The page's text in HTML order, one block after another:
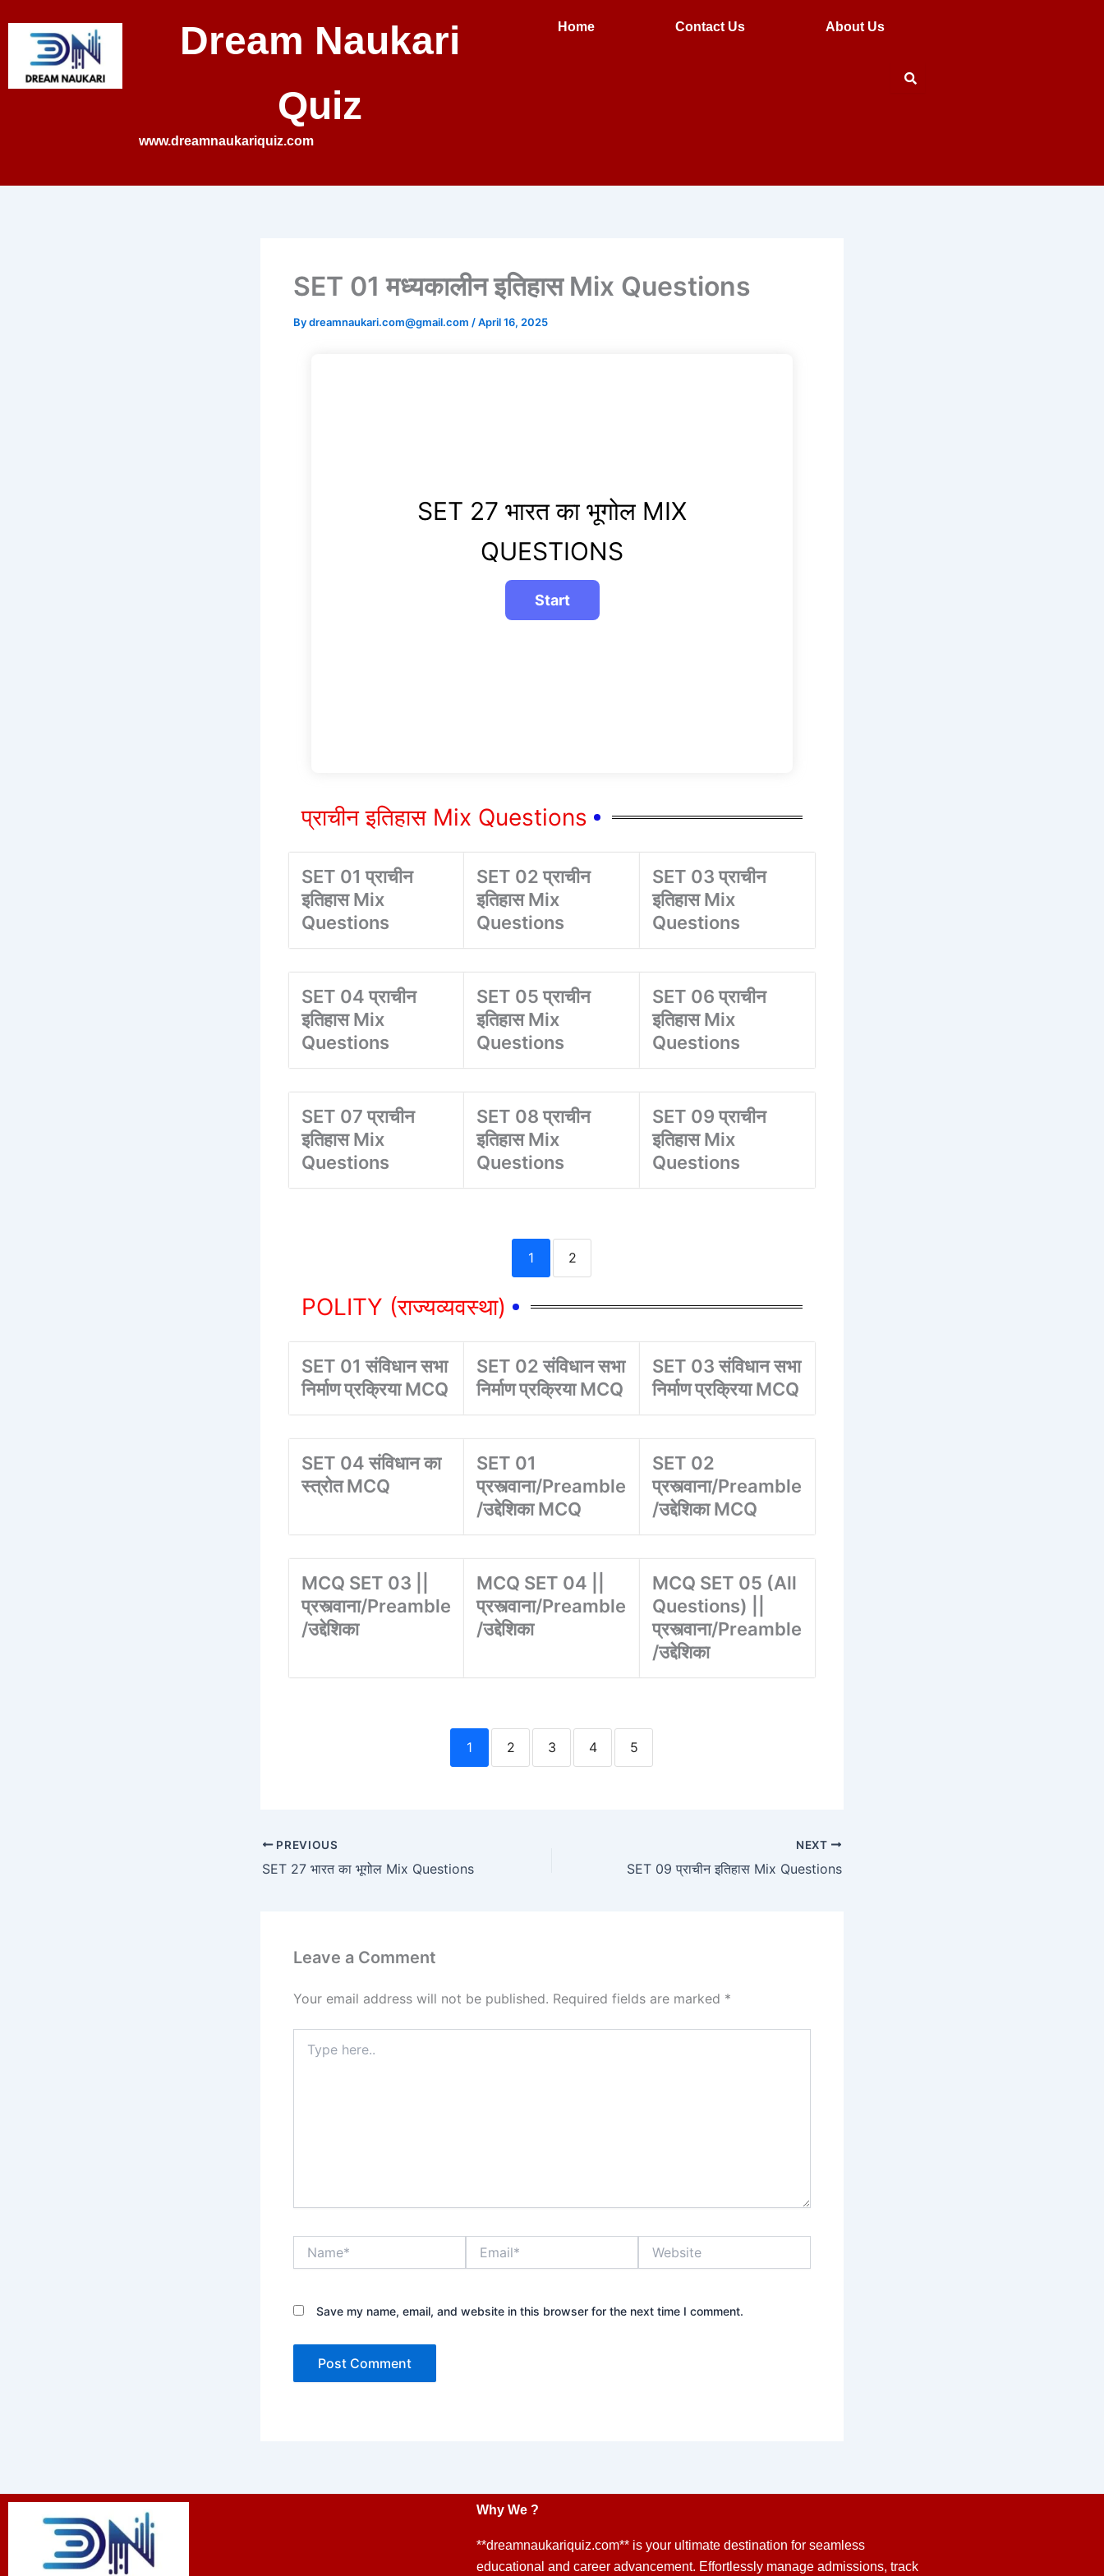
content
Dream Naukari
Quiz
www.dreamnaukariquiz.com
Home Contact Us About Us
SET 01 मध्यकालीन इतिहास Mix Questions
Bydreamnaukari.com@gmail.com /April 16, 2025
SET 27 भारत का भूगोल MIX
QUESTIONS
प्राचीन इतिहास Mix Questions
SET 01 प्राचीन
इतिहास Mix
Questions
SET 02 प्राचीन
इतिहास Mix
Questions
SET 03 प्राचीन
इतिहास Mix
Questions
SET 04 प्राचीन
इतिहास Mix
Questions
SET 05 प्राचीन
इतिहास Mix
Questions
SET 06 प्राचीन
इतिहास Mix
Questions
SET 07 प्राचीन
इतिहास Mix
Questions
SET 08 प्राचीन
इतिहास Mix
Questions
SET 09 प्राचीन
इतिहास Mix
Questions
1 2
POLITY (राज्यव्यवस्था)
SET 01 संविधान सभा
निर्माण प्रक्रिया MCQ
SET 02 संविधान सभा
निर्माण प्रक्रिया MCQ
SET 03 संविधान सभा
निर्माण प्रक्रिया MCQ
SET 04 संविधान का
स्त्रोत MCQ
SET 01
प्रस्त्वाना/Preamble
/उद्देशिका MCQ
SET 02
प्रस्त्वाना/Preamble
/उद्देशिका MCQ
MCQ SET 03 ||
प्रस्त्वाना/Preamble
/उद्देशिका
MCQ SET 04 ||
प्रस्त्वाना/Preamble
/उद्देशिका
MCQ SET 05 (All
Questions) ||
प्रस्त्वाना/Preamble
/उद्देशिका
1 2 3 4 5
PREVIOUS
SET 27 भारत का भूगोल Mix Questions
NEXT
SET 09 प्राचीन इतिहास Mix Questions
Leave a Comment
Your email address will not be published. Required fields are marked *
here..
Save my name, email, and website in this browser for the next time I comment.
Why We ?
**dreamnaukariquiz.com** is your ultimate destination for seamless
educational and career advancement. Effortlessly manage admissions, track